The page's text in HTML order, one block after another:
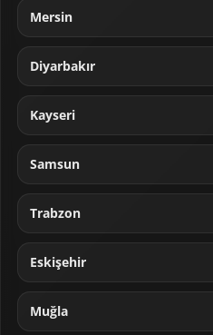
Mersin
Diyarbakır
Kayseri
Samsun
Trabzon
Eskişehir
Muğla